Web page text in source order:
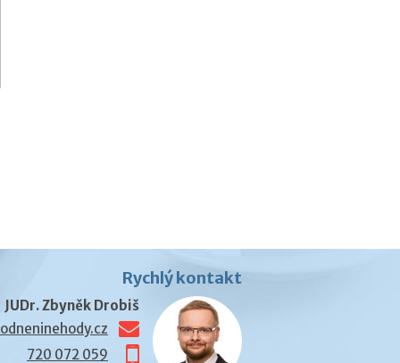
Rychlý kontakt
JUDr. Zbyněk Drobiš
720 072 059